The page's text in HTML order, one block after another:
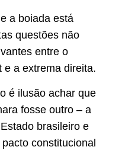
a boiada está
questões não
entre o
e a extrema direita.
é ilusão achar que
fosse outro – a
brasileiro e
constitucional